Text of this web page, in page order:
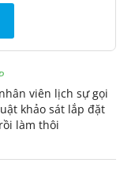
viên lịch sự gọi
khảo sát lắp đặt
làm thôi